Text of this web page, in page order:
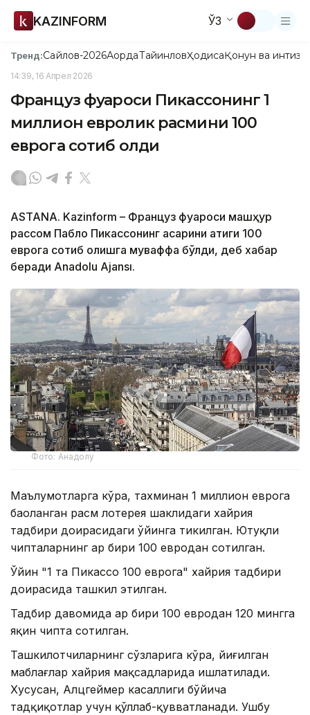
KAZINFORM ЎЗ
Тренд:Сайлов-2026АқордаТайинловҲодисаҚонун ва
14:39, 16 Апрел 2026
Француз фуқароси Пикассонинг 1
миллион евролик расмини 100
еврога сотиб олди
ASTANA. Kazinform – Француз фуқароси машҳур
рассом Пабло Пикассонинг асарини атиги 100
еврога сотиб олишга муваффақ бўлди, деб хабар
беради Anadolu Ajansı.
Фото: Анадолу
Маълумотларга кўра, тахминан 1 миллион еврога
баҳоланган расм лотерея шаклидаги хайрия
тадбири доирасидаги ўйинга тикилган. Ютуқли
чипталарнинг ҳар бири 100 евродан сотилган.
Ўйин "1 та Пикассо 100 еврога" хайрия тадбири
доирасида ташкил этилган.
Тадбир давомида ҳар бири 100 евродан 120 мингга
яқин чипта сотилган.
Ташкилотчиларнинг сўзларига кўра, йиғилган
маблағлар хайрия мақсадларида ишлатилади.
Хусусан, Алцгеймер касаллиги бўйича
тадқиқотлар учун қўллаб-қувватланади. Ушбу